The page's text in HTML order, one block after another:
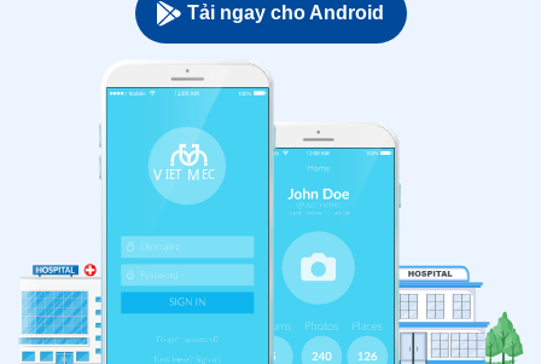
Tải ngay cho Android